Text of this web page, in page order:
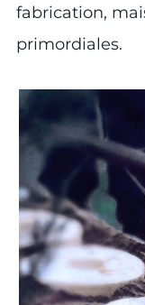
fabrication,
primordiales.